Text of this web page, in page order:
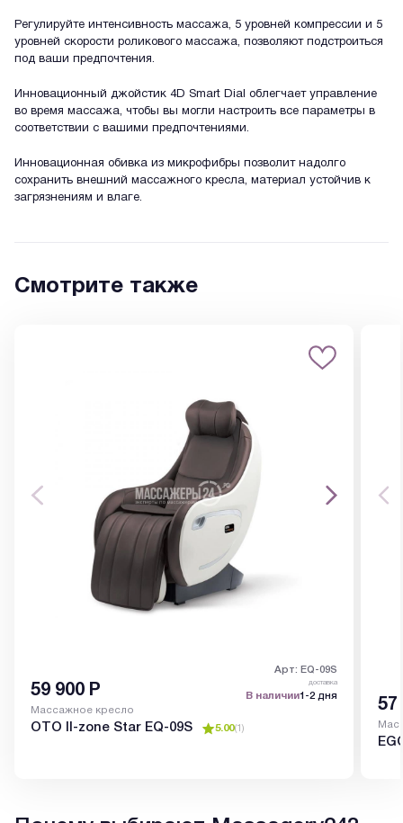
Регулируйте интенсивность массажа, 5 уровней компрессии и 5
уровней скорости роликового массажа, позволяют подстроиться
под ваши предпочтения.
Инновационный джойстик 4D Smart Dial облегчает управление
во время массажа, чтобы вы могли настроить все параметры в
соответствии с вашими предпочтениями.
Инновационная обивка из микрофибры позволит надолго
сохранить внешний массажного кресла, материал устойчив к
загрязнениям и влаге.
Смотрите также
Арт: EQ-09S
59 900 Р доставка
В наличии1-2 дня
Массажное кресло
OTO ll-zone Star EQ-09S 5.00(1)
57